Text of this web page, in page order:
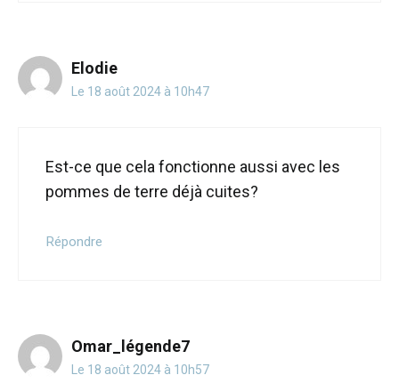
Elodie
Le 18 août 2024 à 10h47
Est-ce que cela fonctionne aussi avec les
pommes de terre déjà cuites?
Répondre
Omar_légende7
Le 18 août 2024 à 10h57